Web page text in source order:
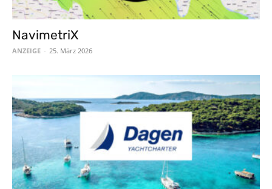
NavimetriX
ANZEIGE - 25. März 2026